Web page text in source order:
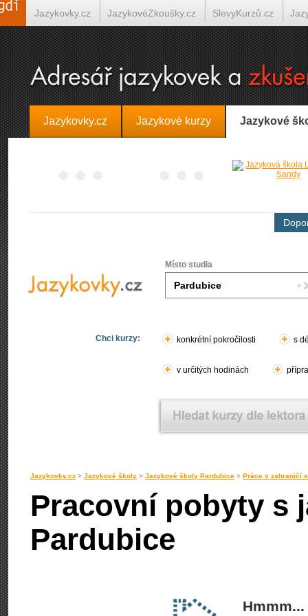
Jazykovky.cz Jazykové kurzy Jazykové
Místo studia
Chci kurzy: konkrétní pokročilosti s
v určitých hodinách
Jazykovky.cz > Jazykové školy > Jazykové školy Pardubice > Práce v zahraničí
Pracovní pobyty s
Pardubice
Jazykovky.cz JazykovéZkoušky.cz SlevyKurzů.cz
Španělština on-line Italština on-line Tlumočení-